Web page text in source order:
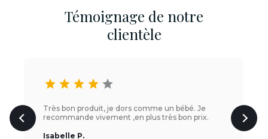
Témoignage de notre
clientèle
star star star star star
Très bon produit, je dors comme un bébé. Je
recommande vivement ,en plus très bon prix.
Isabelle P.